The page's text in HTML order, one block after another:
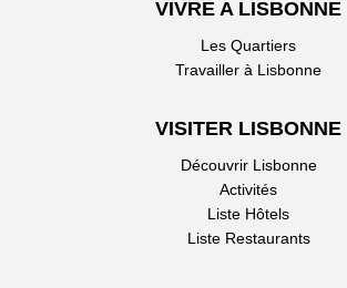
VIVRE A LISBONNE
Les Quartiers
Travailler à Lisbonne
VISITER LISBONNE
Découvrir Lisbonne
Activités
Liste Hôtels
Liste Restaurants